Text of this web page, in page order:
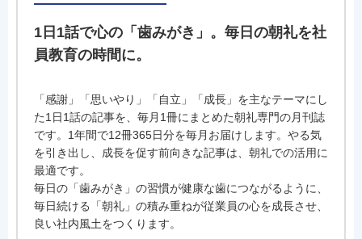
1日1話で心の「歯みがき」。毎日の朝礼を社
員教育の時間に。
「感謝」「思いやり」「自立」「成長」を主なテーマにし
た1日1話の記事を、毎月1冊にまとめた朝礼専門の月刊誌
です。1年間で12冊365日分を毎月お届けします。やる気
を引き出し、成長を促す前向きな記事は、朝礼での活用に
最適です。
毎日の「歯みがき」の習慣が健康な歯につながるように、
毎日続ける「朝礼」の積み重ねが従業員の心を成長させ、
良い社内風土をつくります。